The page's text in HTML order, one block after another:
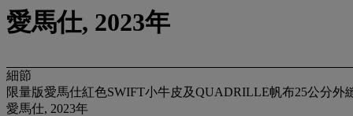
愛馬仕, 2023年
細節
限量版愛馬仕紅色SWIFT小牛皮及QUADRILLE帆布25公分外
愛馬仕, 2023年